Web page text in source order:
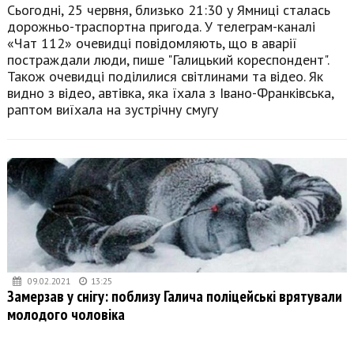
Сьогодні, 25 червня, близько 21:30 у Ямниці сталась
дорожньо-траспортна пригода. У телеграм-каналі
«Чат 112» очевидці повідомляють, що в аварії
постраждали люди, пише "Галицький кореспондент".
Також очевидці поділилися світлинами та відео. Як
видно з відео, автівка, яка їхала з Івано-Франківська,
раптом виїхала на зустрічну смугу
09.02.2021 13:25
Замерзав у снігу: поблизу Галича поліцейські врятували
молодого чоловіка